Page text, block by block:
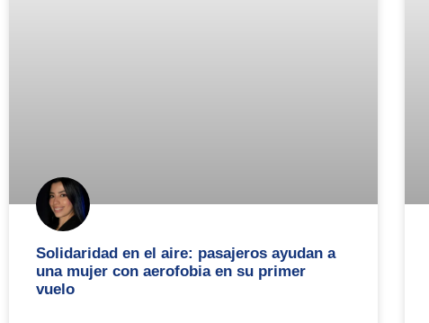
Solidaridad en el aire: pasajeros ayudan a
una mujer con aerofobia en su primer
vuelo